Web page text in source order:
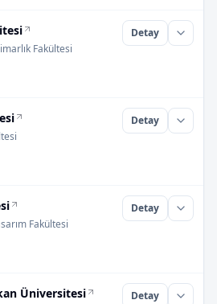
Fakültesi
Detay
Detay
Fakültesi
Detay
Üniversitesi Detay